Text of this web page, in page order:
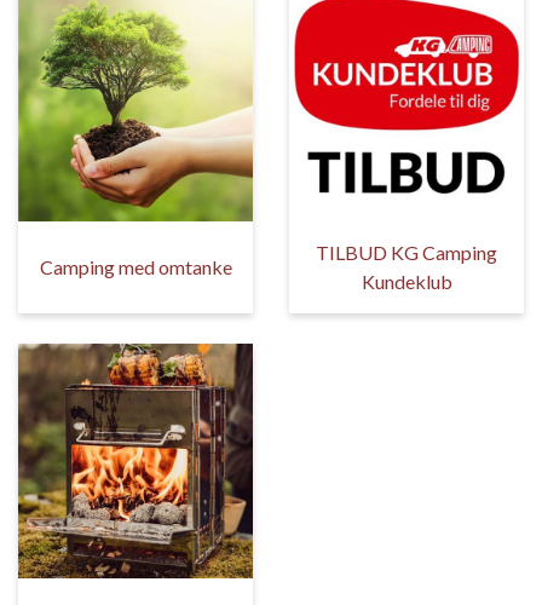
Camping med omtanke
TILBUD KG Camping
Kundeklub